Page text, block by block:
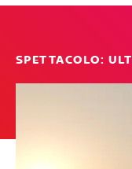
SPETTACOLO: